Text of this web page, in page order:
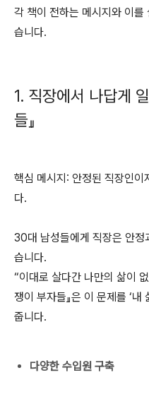
각 책이 전하는 메시지와 이
습니다.
1. 직장에서 나답게
들』
핵심 메시지: 안정된 직장인이
다.
30대 남성들에게 직장은 안정
습니다.
“이대로 살다간 나만의 삶이
쟁이 부자들』은 이 문제를 ‘
줍니다.
다양한 수입원 구축